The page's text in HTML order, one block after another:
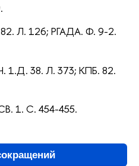
Л. 126; РГАДА. Ф. 9-2.
1.Д. 38. Л. 373; КПБ. 82.
1. С. 454-455.